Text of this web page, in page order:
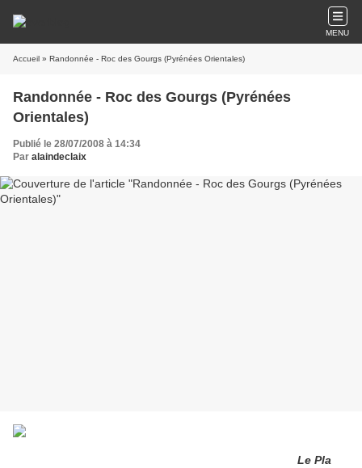
MENU
Accueil » Randonnée - Roc des Gourgs (Pyrénées Orientales)
Randonnée - Roc des Gourgs (Pyrénées
Orientales)
Publié le 28/07/2008 à 14:34
Par alaindeclaix
Le Pla